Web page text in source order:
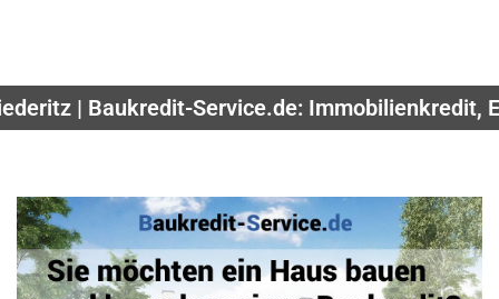
| Baukredit-Service.de: Immobilienkredit,